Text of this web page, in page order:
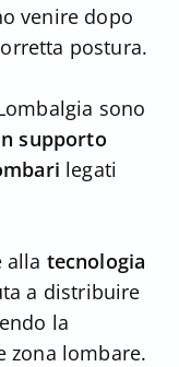
venire dopo
postura.
sono
supporto
legati
alla tecnologia
a distribuire
la
zona lombare.